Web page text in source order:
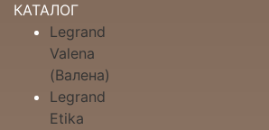
КАТАЛОГ
Legrand
Valena
(Валена)
Legrand
Etika